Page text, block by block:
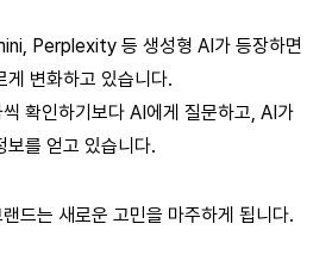
Perplexity 등 생성형 AI가 등장하면
게 변화하고 있습니다.
확인하기보다 AI에게 질문하고, AI가
보를 얻고 있습니다.
드는 새로운 고민을 마주하게 됩니다.